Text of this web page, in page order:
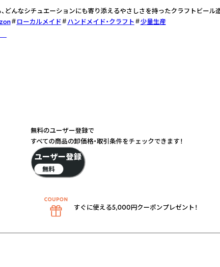
どんなシチュエーションにも寄り添えるやさしさを持ったクラフトビール
ローカルメイド ハンドメイド・クラフト
少量生産
無料のユーザー登録で
すべての商品の卸価格・取引条件をチェックできます！
ユーザー登録
無料
すぐに使える5,000円クーポンプレゼント！